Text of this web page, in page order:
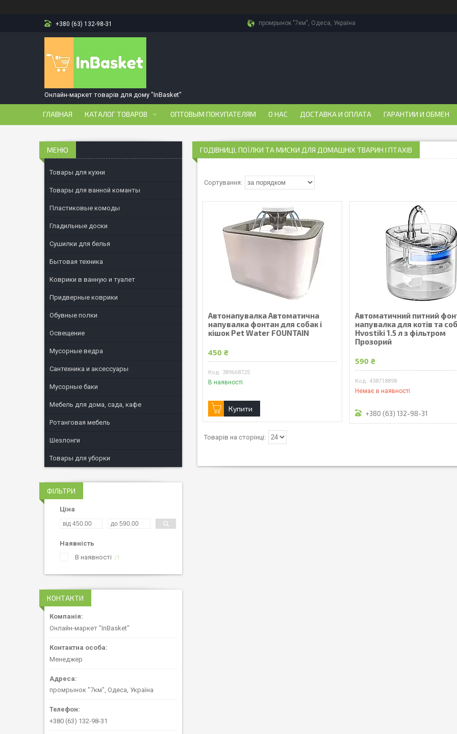
+380 (63) 132-98-31 промрынок "7км", Одеса, Україна
Онлайн-маркет товарів для дому "InBasket"
ГЛАВНАЯ КАТАЛОГ ТОВАРОВ ОПТОВЫМ ПОКУПАТЕЛЯМ О НАС ДОСТАВКА И ОПЛАТА ГАРАНТИИ И ОБМЕН
ГОДІВНИЦІ, ПОЇЛКИ ТА МИСКИ ДЛЯ ДОМАШНІХ ТВАРИН І ПТАХІВ
Автонапувалка Автоматична
напувалка фонтан для собак і
кішок Pet Water FOUNTAIN
450 ₴
389668725
В наявності
Купити
Автоматичний питний
напувалка для котів та
Hvostiki 1.5 л з фільтром
Прозорий
590 ₴
438718898
Немає в наявності
+380 (63) 132-98-31
Товары для кухни
Товары для ванной команты
Пластиковые комоды
Гладильные доски
Сушилки для белья
Бытовая техника
Коврики в ванную и туалет
Придверные коврики
Обувные полки
Освещение
Мусорные ведра
Сантехника и аксессуары
Мусорные баки
Мебель для дома, сада, кафе
Ротанговая мебель
Шезлонги
Товары для уборки
ФІЛЬТРИ
Ціна
Наявність
В наявності
1
КОНТАКТИ
Онлайн-маркет "InBasket"
Менеджер
промрынок "7км", Одеса, Україна
+380 (63) 132-98-31